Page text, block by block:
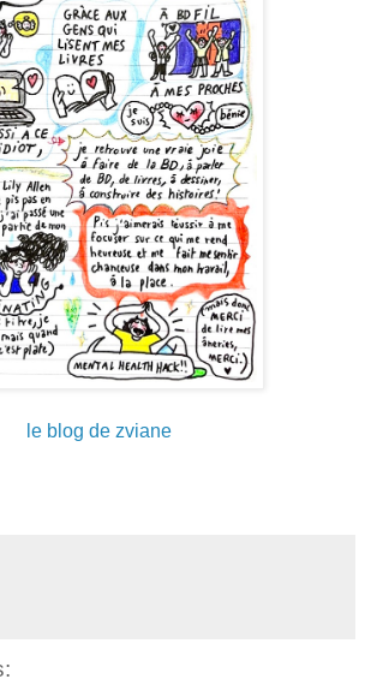
le blog de zviane